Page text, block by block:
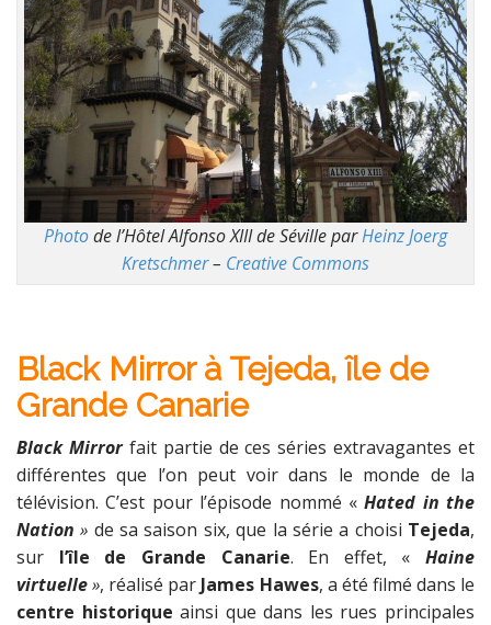
Photode l’Hôtel Alfonso XIII de Séville parHeinz Joerg
Kretschmer– Creative Commons
Black Mirror à Tejeda, île de
Grande Canarie
Black Mirrorfait partie de ces séries extravagantes et
différentes que l’on peut voir dans le monde de la
télévision. C’est pour l’épisode nommé «Hated in the
Nation » de sa saison six, que la série a choisi Tejeda,
sur l’île de Grande Canarie. En effet, « Haine
virtuelle», réalisé par James Hawes, a été filmé dans le
centre historique ainsi que dans les rues principales